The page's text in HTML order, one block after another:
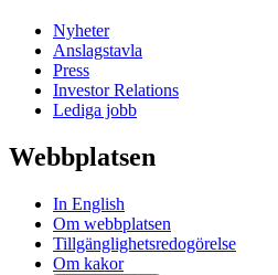
Nyheter
Anslagstavla
Press
Investor Relations
Lediga jobb
Webbplatsen
In English
Om webbplatsen
Tillgänglighetsredogörelse
Om kakor